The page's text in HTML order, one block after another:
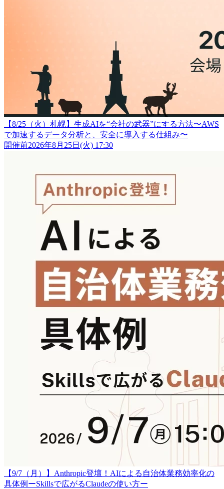
【8/25（火）札幌】生成AIを“会社の武器”にする方法〜AWS
で加速するデータ分析と、安全に導入する仕組み〜
開催前2026年8月25日(火) 17:30
【9/7（月）】Anthropic登壇！AIによる自治体業務効率化の
具体例ーSkillsで広がるClaudeの使い方ー